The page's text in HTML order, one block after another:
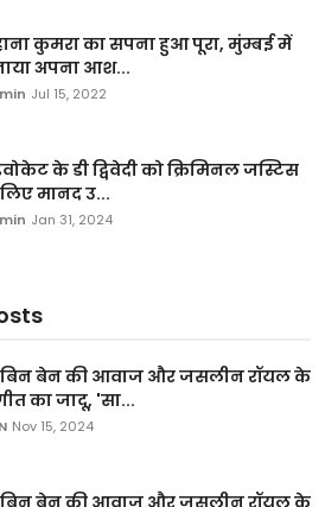
कुमरा का सपना हुआ पूरा, मुंम्बई में
अपना आश...
Jul 15, 2022
के डी द्विवेदी को क्रिमिनल जस्टिस
मानद उ...
Jan 31, 2024
बेन की आवाज और जसलीन रॉयल के
का जादू, 'सा...
Nov 15, 2024
बेन की आवाज और जसलीन रॉयल के